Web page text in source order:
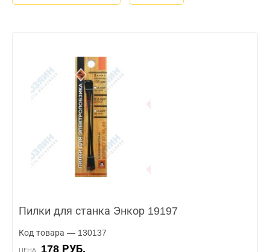
Пилки для станка Энкор 19197
Код товара — 130137
ЦЕНА 178 РУБ.